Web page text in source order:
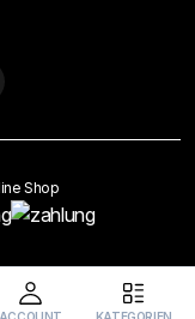
Shop